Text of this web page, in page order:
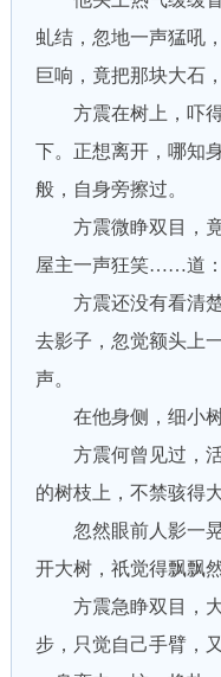
虬结，忽地一声猛吼
巨响，竟把那块大石
方震在树上，吓得
下。正想离开，哪知
般，自身旁擦过。
方震微睁双目，竟
屋主一声狂笑……道
方震还没有看清楚
去影子，忽觉额头上
声。
在他身侧，细小树
方震何曾见过，活
的树枝上，不禁骇得
忽然眼前人影一晃
开大树，祇觉得飘飘
方震急睁双目，大
步，只觉自己手臂，